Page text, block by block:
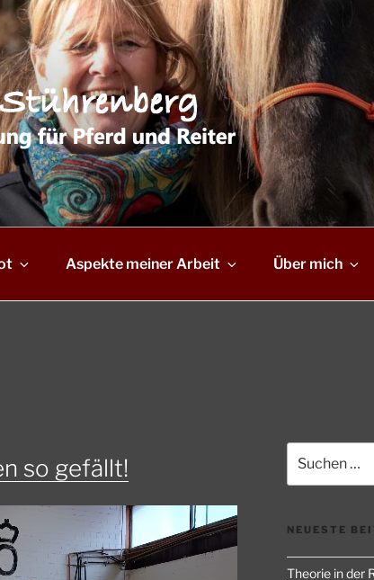
Aspekte meiner Arbeit Über mich
so gefällt!
nach:
NEUESTE
Theorie in der